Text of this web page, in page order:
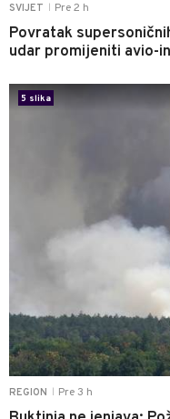
SVIJET Pre 2 h
Povratak
udar promijeniti avio-
REGION Pre 3 h
5 slika